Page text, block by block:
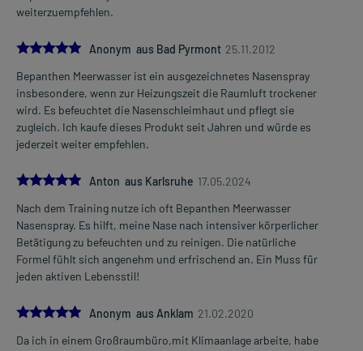
weiterzuempfehlen.
5.0Anonym aus Bad Pyrmont 25.11.2012
Bepanthen Meerwasser ist ein ausgezeichnetes Nasenspray
insbesondere, wenn zur Heizungszeit die Raumluft trockener
wird. Es befeuchtet die Nasenschleimhaut und pflegt sie
zugleich. Ich kaufe dieses Produkt seit Jahren und würde es
jederzeit weiter empfehlen.
5.0Anton aus Karlsruhe 17.05.2024
Nach dem Training nutze ich oft Bepanthen Meerwasser
Nasenspray. Es hilft, meine Nase nach intensiver körperlicher
Betätigung zu befeuchten und zu reinigen. Die natürliche
Formel fühlt sich angenehm und erfrischend an. Ein Muss für
jeden aktiven Lebensstil!
5.0Anonym aus Anklam 21.02.2020
Da ich in einem Großraumbüro,mit Klimaanlage arbeite, habe